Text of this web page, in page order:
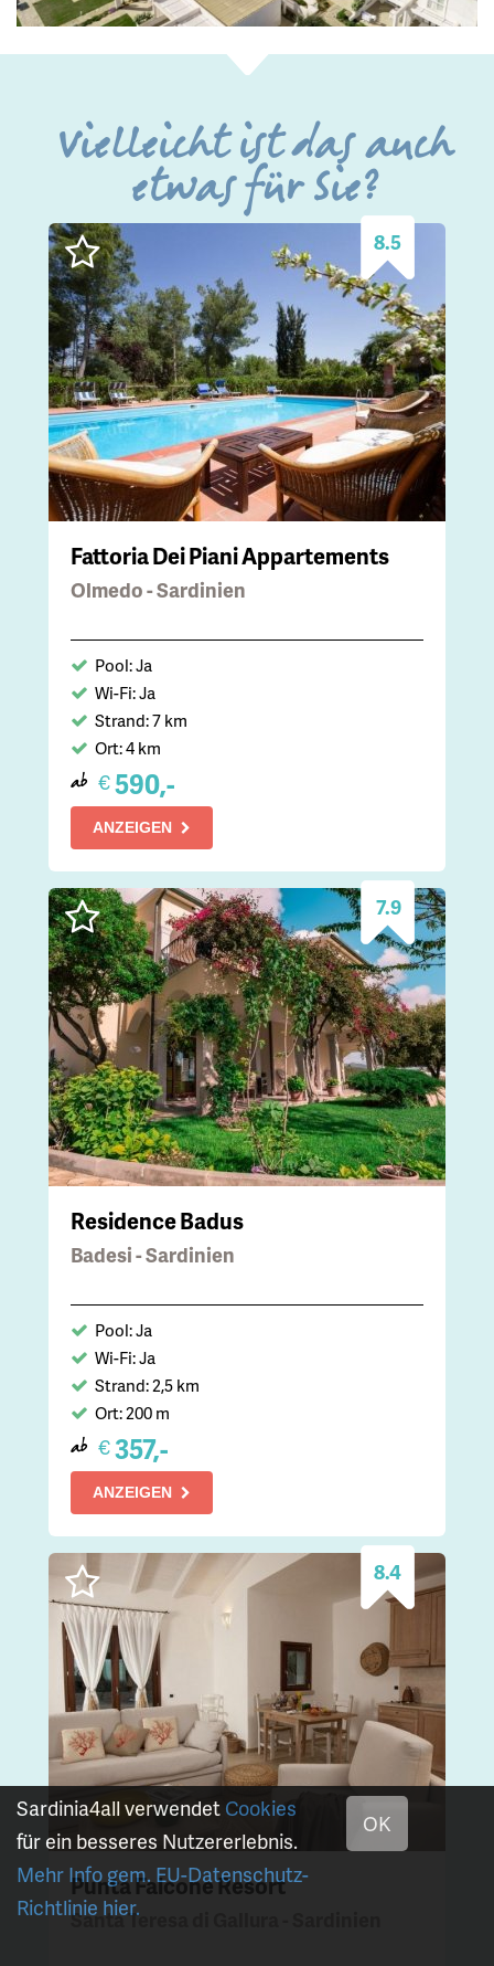
Vielleicht ist das auch
etwas für Sie?
8.5
Fattoria Dei Piani Appartements
Olmedo - Sardinien
Pool: Ja
Wi-Fi: Ja
Strand: 7 km
Ort: 4 km
ab €590,-
ANZEIGEN
7.9
Residence Badus
Badesi - Sardinien
Pool: Ja
Wi-Fi: Ja
Strand: 2,5 km
Ort: 200 m
ab €357,-
ANZEIGEN
8.4
Punta Falcone Resort
Santa Teresa di Gallura - Sardinien
Sardinia4all verwendet Cookies
für ein besseres Nutzererlebnis.
Mehr Info gem. EU-Datenschutz-
Richtlinie hier.
OK